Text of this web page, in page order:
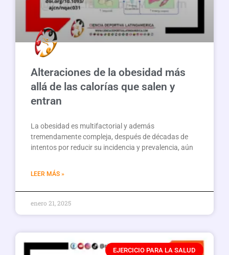
Alteraciones de la obesidad más
allá de las calorías que salen y
entran
La obesidad es multifactorial y además
tremendamente compleja, después de décadas de
intentos por reducir su incidencia y prevalencia, aún
LEER MÁS »
enero 21, 2025
EJERCICIO PARA LA SALUD